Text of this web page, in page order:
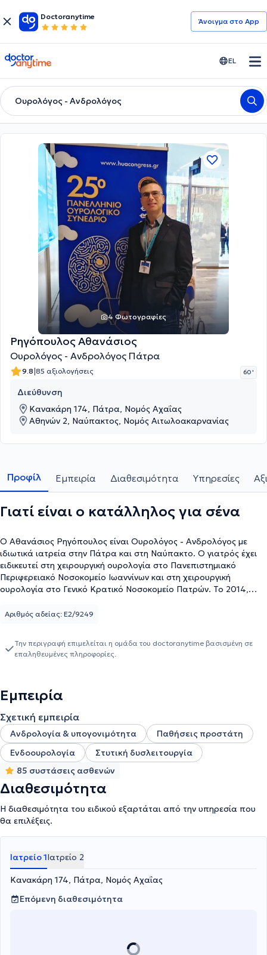
Doctoranytime
Άνοιγμα στο App
doctoranytime EL
Ουρολόγος - Ανδρολόγος
4 Φωτογραφίες
Ρηγόπουλος Αθανάσιος
Ουρολόγος - Ανδρολόγος Πάτρα
9.8|85 αξιολογήσεις 60 '
Διεύθυνση
Κανακάρη 174, Πάτρα, Νομός Αχαΐας
Αθηνών 2, Ναύπακτος, Νομός Αιτωλοακαρνανίας
Προφίλ Εμπειρία Διαθεσιμότητα Υπηρεσίες
Γιατί είναι ο κατάλληλος για σένα
Ο Αθανάσιος Ρηγόπουλος είναι Ουρολόγος - Ανδρολόγος με
ιδιωτικά ιατρεία στην Πάτρα και στη Ναύπακτο. Ο γιατρός έχει
ειδικευτεί στη χειρουργική ουρολογία στο Πανεπιστημιακό
Περιφερειακό Νοσοκομείο Ιωαννίνων και στη χειρουργική
ουρολογία στο Γενικό Κρατικό Νοσοκομείο Πατρών. Το 2014,
διδάκτορα. Ακόμα, είναι Επιστημονικός υπεύθυνος του
διαθέτει ιδιαίτερη εμπειρία στη διουρηθρική χειρουργική
προστάτη - κύστης με την μέθοδο TUR-is. Ο ιατρός
γιατρός χρησιμοποιεί μια καινοτόμο και πρωτοποριακή για την
θεραπεία με κρουστικά κύματα -Piezoelectric Shockwave Therapy
- για στυτική δυσλειτουργία, χρόνιο πυελικό άλγος - χρόνια
προστατίτιδα και νόσο Peyronie με το τελευταίου τύπου
PiezoWave 2 της Γερμανικής εταιρείας Richard Wolf. Τέλος, ο
χειρουργός ουρολόγος ενημερώνεται διαρκώς για τις σύγχρονες
και έγκυρες εξελίξεις και τεχνικές, από την Ελλάδα και το
εξωτερικό τις οποίες εφαρμόζει στην καθημερινή ιατρική πράξη.
Αριθμός αδείας: Ε2/9249
Την περιγραφή επιμελείται η ομάδα του doctoranytime βασισμένη σε
επαληθευμένες πληροφορίες.
Εμπειρία
Σχετική εμπειρία
Ανδρολογία & υπογονιμότητα
Παθήσεις προστάτη
Ενδοουρολογία
Στυτική δυσλειτουργία
85 συστάσεις ασθενών
Διαθεσιμότητα
Η διαθεσιμότητα του ειδικού εξαρτάται από την υπηρεσία που
θα επιλέξεις.
Ιατρείο 1Ιατρείο 2
Κανακάρη 174, Πάτρα, Νομός Αχαΐας
Επόμενη διαθεσιμότητα